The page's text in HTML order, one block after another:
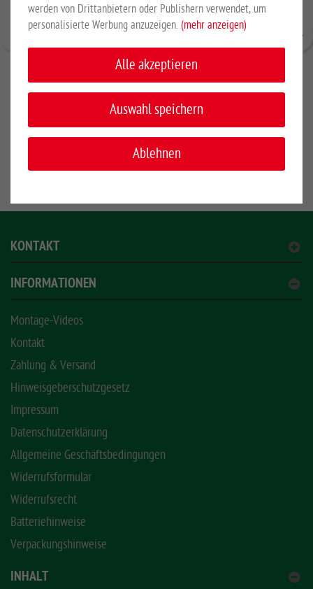
Sattelhalter, Metall, KS beschichtet Schwarz
EUR 7,50*
KONTAKT
INFORMATIONEN
Montage-Videos
Kontakt
Zahlung & Versand
Hinweisgeberschutzgesetz
Impressum
Datenschutzerklärung
Allgemeine Geschäftsbedingungen
Widerrufsformular
Widerrufsrecht
Batteriehinweise
Verpackungshinweise
INHALT
werden von Drittanbietern oder Publishern verwendet, um
personalisierte Werbung anzuzeigen. (mehr anzeigen)
Alle akzeptieren
Auswahl speichern
Ablehnen